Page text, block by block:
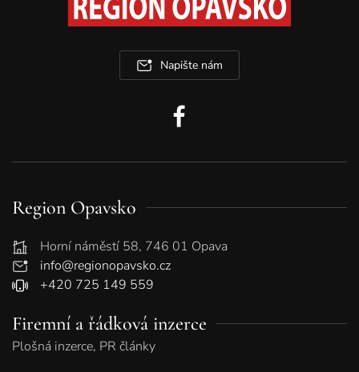
Napište nám
Region Opavsko
Horní náměstí 58, 746 01 Opava
info@regionopavsko.cz
+420 725 149 559
Firemní a řádková inzerce
Plošná inzerce, PR články